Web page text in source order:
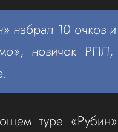
набрал 10 очков
новичок РПЛ,
туре «Рубин»